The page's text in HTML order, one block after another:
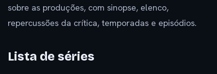
sobre as produções, com sinopse, elenco,
repercussões da crítica, temporadas e episódios.
Lista de séries